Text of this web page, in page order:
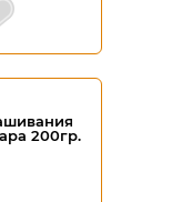
200гр.